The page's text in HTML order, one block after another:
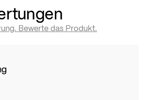
Bewerte das Produkt.